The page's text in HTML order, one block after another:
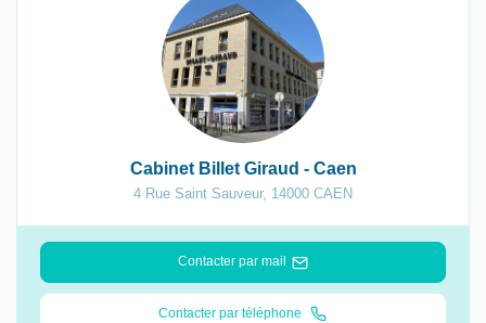
Cabinet Billet Giraud - Caen
4 Rue Saint Sauveur, 14000 CAEN
Contacter par mail
Contacter par téléphone